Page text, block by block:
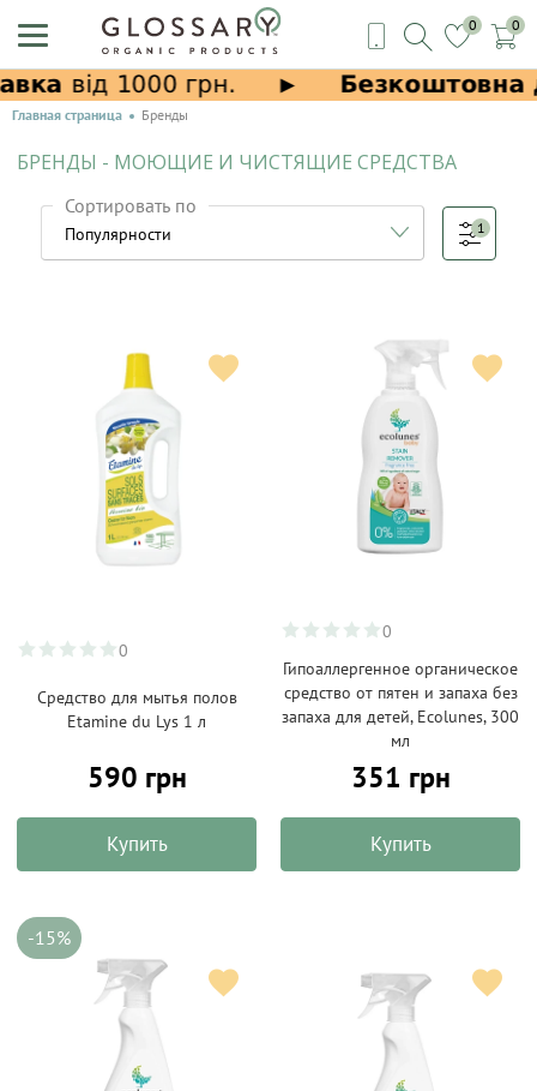
0 0
Главная страница Бренды
БРЕНДЫ - МОЮЩИЕ И ЧИСТЯЩИЕ СРЕДСТВА
Сортировать по
1
0
Средство для мытья полов
Etamine du Lys 1 л
590 грн
Купить
0
Гипоаллергенное органическое
средство от пятен и запаха без
запаха для детей, Ecolunes, 300
мл
351 грн
Купить
-15%